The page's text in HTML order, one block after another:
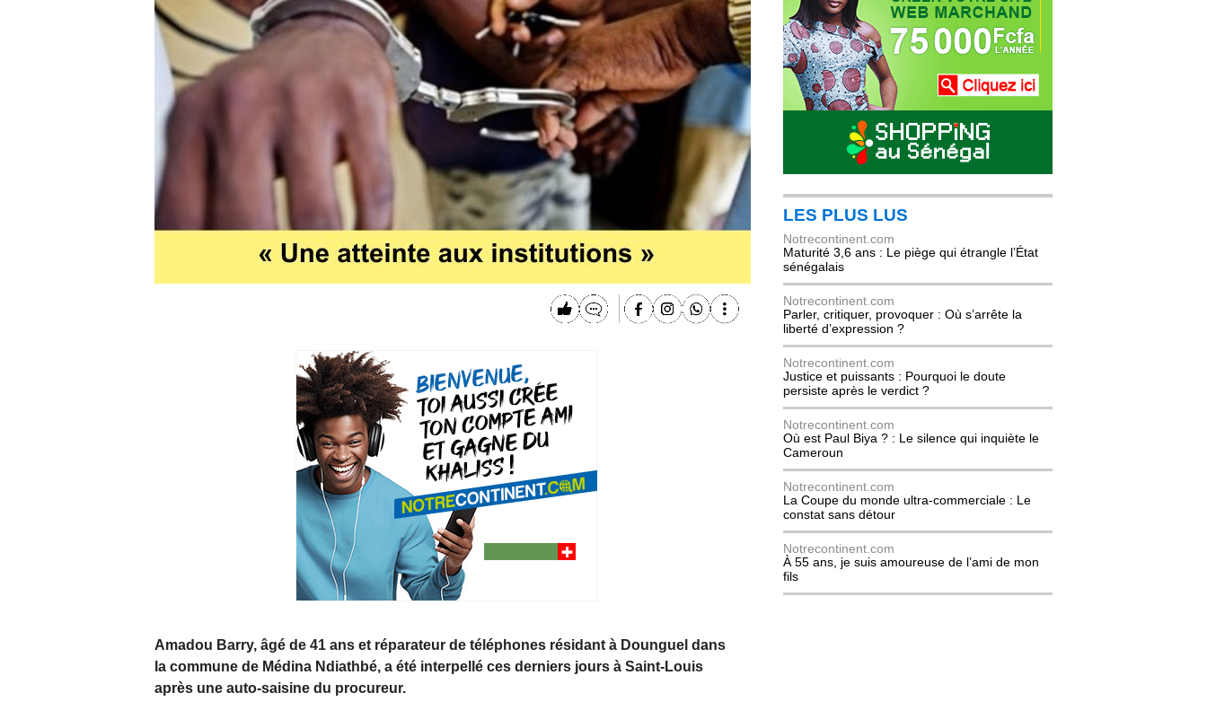
Amadou Barry, âgé de 41 ans et réparateur de téléphones résidant à Dounguel dans
la commune de Médina Ndiathbé, a été interpellé ces derniers jours à Saint‑Louis
après une auto‑saisine du procureur.
LES PLUS LUS
Notrecontinent.com
Maturité 3,6 ans : Le piège qui étrangle l’État
sénégalais
Notrecontinent.com
Parler, critiquer, provoquer : Où s’arrête la
liberté d’expression ?
Notrecontinent.com
Justice et puissants : Pourquoi le doute
persiste après le verdict ?
Notrecontinent.com
Où est Paul Biya ? : Le silence qui inquiète le
Cameroun
Notrecontinent.com
La Coupe du monde ultra-commerciale : Le
constat sans détour
Notrecontinent.com
À 55 ans, je suis amoureuse de l’ami de mon
fils